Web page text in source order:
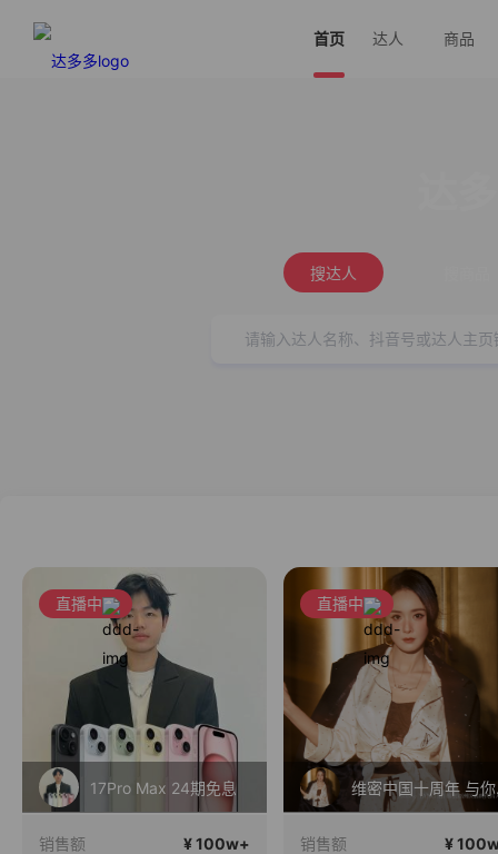
首页 达人 商品
搜达人
直播中
17Pro Max 24期免息
销售额 ¥ 100w+
直播中
维
销售额 ¥